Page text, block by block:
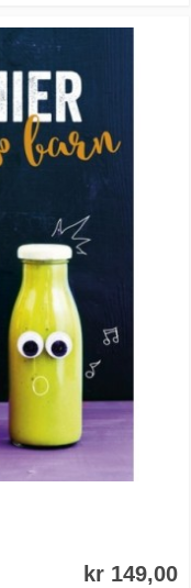
kr 149,00